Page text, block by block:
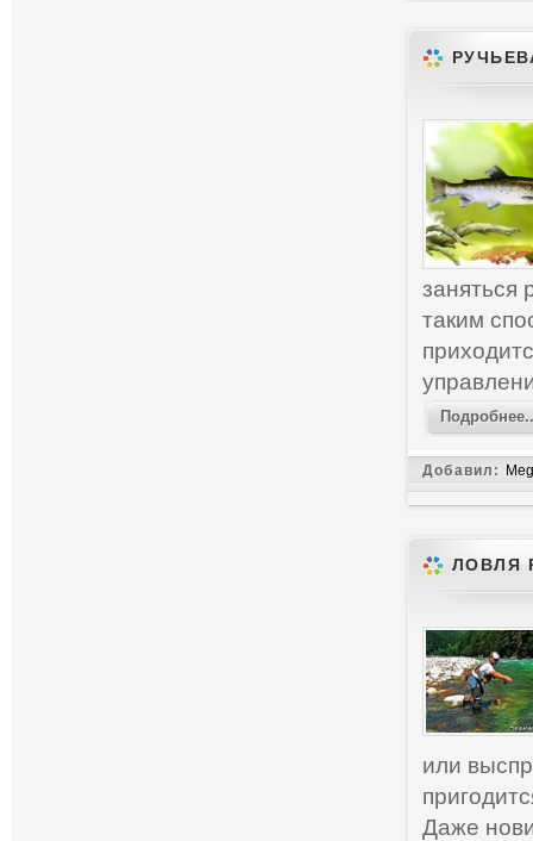
заняться
таким
Добавил:
ЛОВЛЯ
или
Даже